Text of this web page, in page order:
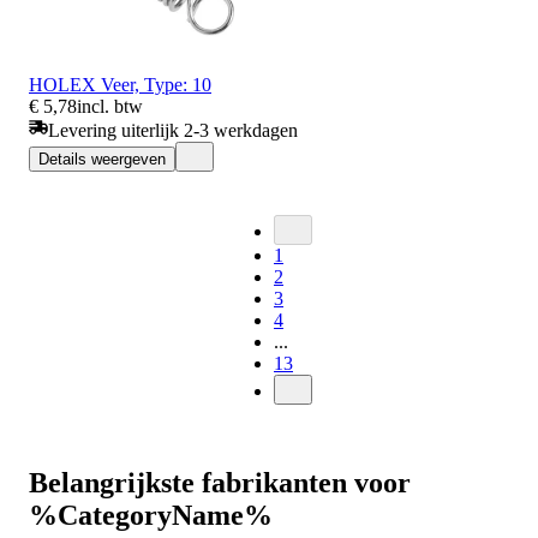
HOLEX Veer, Type: 10
€ 5,78incl. btw
Levering uiterlijk 2-3 werkdagen
Details weergeven
1
2
3
4
...
13
Belangrijkste fabrikanten voor
%CategoryName%